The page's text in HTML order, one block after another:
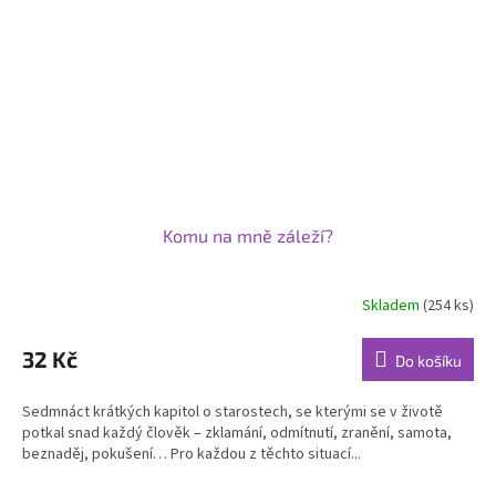
Komu na mně záleží?
produktu
je
z
5
hvězdiček.
Skladem(254 ks)
32 Kč Do košíku
Sedmnáct krátkých kapitol o starostech, se kterými se v životě
potkal snad každý člověk – zklamání, odmítnutí, zranění, samota,
beznaděj, pokušení… Pro každou z těchto situací...